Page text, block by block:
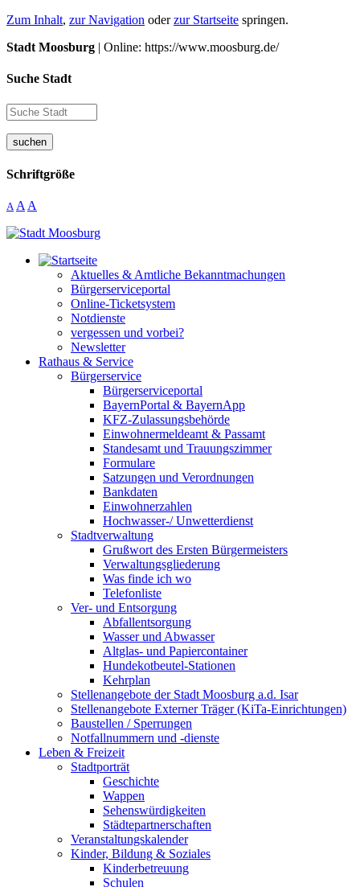
Zum Inhalt, zur Navigation oderzur Startseite springen.
Stadt Moosburg | Online: https://www.moosburg.de/
Suche Stadt
suchen
Schriftgröße
A A A
Aktuelles & Amtliche Bekanntmachungen
Bürgerserviceportal
Online-Ticketsystem
Notdienste
vergessen und vorbei?
Newsletter
Rathaus & Service
Bürgerservice
Bürgerserviceportal
BayernPortal & BayernApp
KFZ-Zulassungsbehörde
Einwohnermeldeamt & Passamt
Standesamt und Trauungszimmer
Formulare
Satzungen und Verordnungen
Bankdaten
Einwohnerzahlen
Hochwasser-/ Unwetterdienst
Stadtverwaltung
Grußwort des Ersten Bürgermeisters
Verwaltungsgliederung
Was finde ich wo
Telefonliste
Ver- und Entsorgung
Abfallentsorgung
Wasser und Abwasser
Altglas- und Papiercontainer
Hundekotbeutel-Stationen
Kehrplan
Stellenangebote der Stadt Moosburg a.d. Isar
Stellenangebote Externer Träger (KiTa-Einrichtungen)
Baustellen / Sperrungen
Notfallnummern und -dienste
Leben & Freizeit
Stadtporträt
Geschichte
Wappen
Sehenswürdigkeiten
Städtepartnerschaften
Veranstaltungskalender
Kinder, Bildung & Soziales
Kinderbetreuung
Schulen